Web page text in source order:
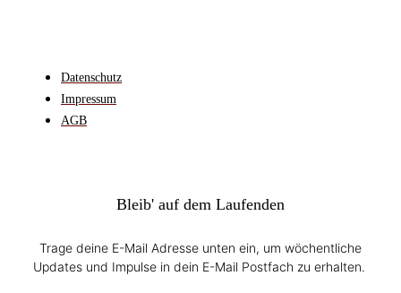
Datenschutz
Impressum
AGB
Bleib' auf dem Laufenden
Trage deine E-Mail Adresse unten ein, um wöchentliche
Updates und Impulse in dein E-Mail Postfach zu erhalten.